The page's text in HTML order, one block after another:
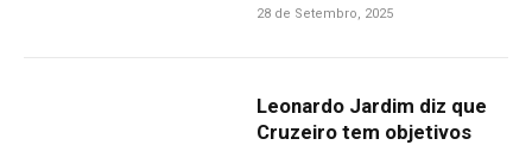
28 de Setembro, 2025
Leonardo Jardim diz que
Cruzeiro tem objetivos